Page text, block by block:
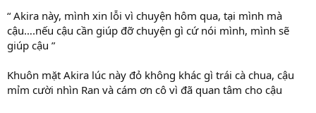
“ Akira này, mình xin lỗi vì chuyện hôm qua, tại mình mà
cậu….nếu cậu cần giúp đỡ chuyện gì cứ nói mình, mình sẽ
giúp cậu ”
Khuôn mặt Akira lúc này đỏ không khác gì trái cà chua, cậu
mỉm cười nhìn Ran và cám ơn cô vì đã quan tâm cho cậu